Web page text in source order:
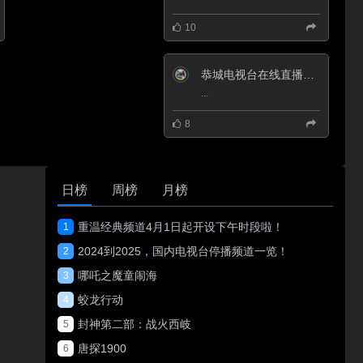
10
8
日榜 周榜 月榜
1 重温经典频道4月1日起开设下午时段啦！
2 2024到2025，国内电视台停播频道一览！
3 哪吒之魔童闹海
4 蛟龙行动
5 封神第二部：战火西岐
6 唐探1900